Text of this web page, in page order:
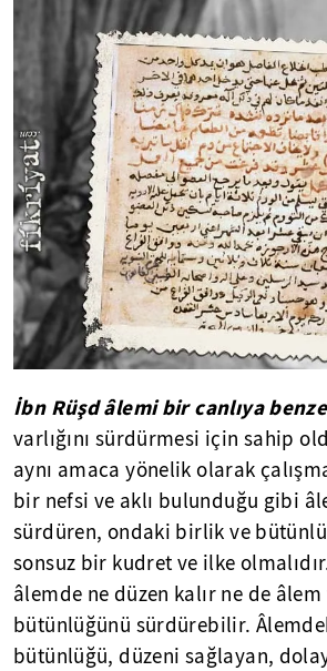
İbn Rüşd âlemi bir canlıya
varlığını sürdürmesi için sahip
aynı amaca yönelik olarak
bir nefsi ve aklı bulunduğu gibi
sürdüren, ondaki birlik ve
sonsuz bir kudret ve ilke
âlemde ne düzen kalır ne de âlem
bütünlüğünü sürdürebilir.
bütünlüğü, düzeni sağlayan,